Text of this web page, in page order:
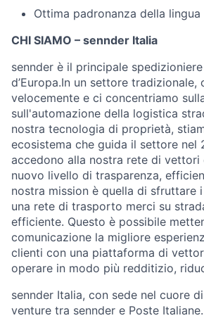
Ottima padronanza della lingua
CHI SIAMO – sennder Italia
sennder è il principale
d’Europa.In un settore tradizionale,
velocemente e ci concentriamo
sull'automazione della logistica
nostra tecnologia di proprietà,
ecosistema che guida il settore nel
accedono alla nostra rete di vettori
nuovo livello di trasparenza,
nostra mission è quella di sfruttare
una rete di trasporto merci su
efficiente. Questo è possibile
comunicazione la migliore
clienti con una piattaforma di
operare in modo più redditizio,
sennder Italia, con sede nel cuore
venture tra sennder e Poste